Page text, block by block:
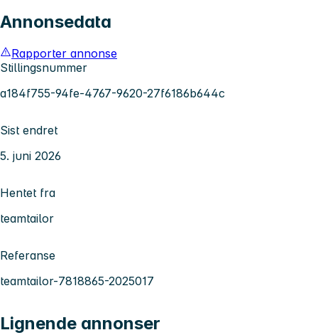
Annonsedata
Rapporter annonse
Stillingsnummer
a184f755-94fe-4767-9620-27f6186b644c
Sist endret
5. juni 2026
Hentet fra
teamtailor
Referanse
teamtailor-7818865-2025017
Lignende annonser